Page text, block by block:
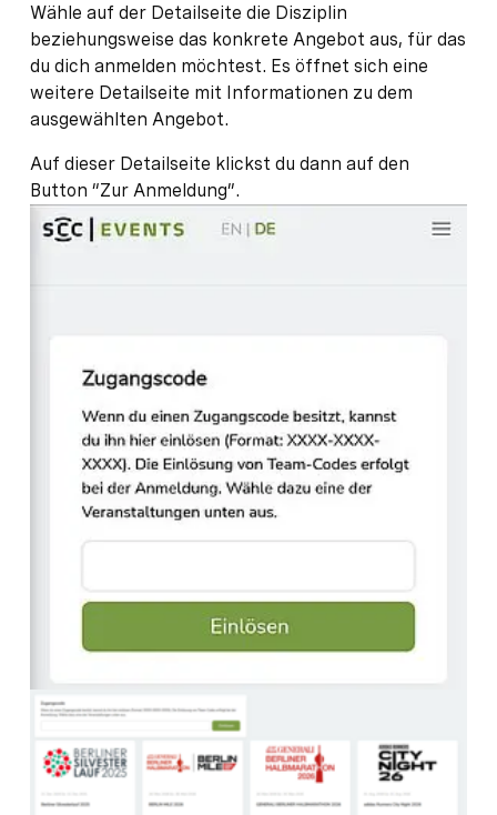
Wähle auf der Detailseite die Disziplin
beziehungsweise das konkrete Angebot aus, für das
du dich anmelden möchtest. Es öffnet sich eine
weitere Detailseite mit Informationen zu dem
ausgewählten Angebot.
Auf dieser Detailseite klickst du dann auf den
Button “Zur Anmeldung”.